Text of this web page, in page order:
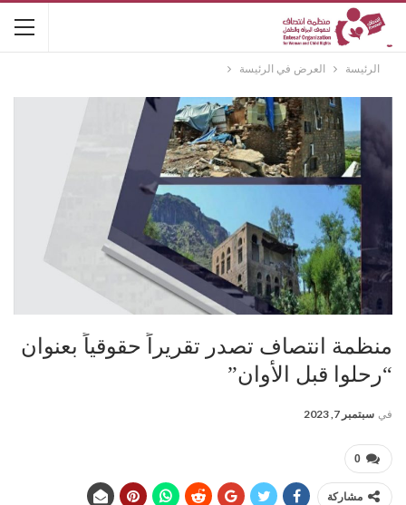
الرئيسة العرض في الرئيسة
منظمة انتصاف تصدر تقريراً حقوقياً بعنوان
“رحلوا قبل الأوان”
في سبتمبر 7, 2023
0
مشاركة